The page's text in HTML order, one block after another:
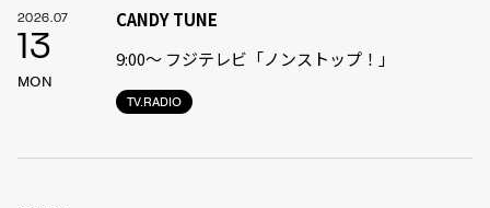
2026.07
13
MON
TV.RADIO
CANDY TUNE
9:00〜 フジテレビ「ノンストップ！」